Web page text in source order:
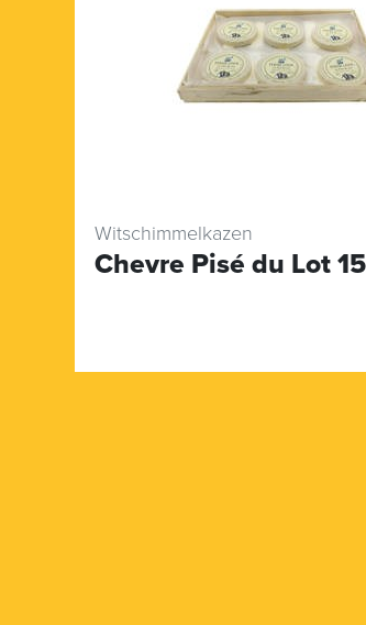
Witschimmelkazen
Chevre Pisé du Lot